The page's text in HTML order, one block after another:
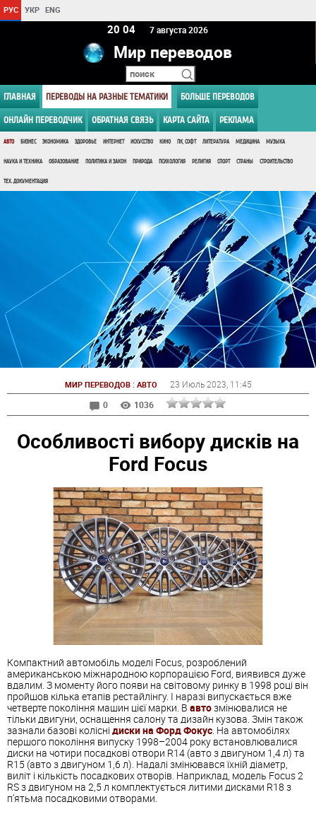
РУС УКР ENG
20:04 7 августа 2026
Мир переводов
ГЛАВНАЯ ПЕРЕВОДЫ НА РАЗНЫЕ ТЕМАТИКИ БОЛЬШЕ ПЕРЕВОДОВ
ОНЛАЙН ПЕРЕВОДЧИК ОБРАТНАЯ СВЯЗЬ КАРТА САЙТА РЕКЛАМА
АВТО БИЗНЕС ЭКОНОМИКА ЗДОРОВЬЕ ИНТЕРНЕТ ИСКУССТВО КИНО ПК, СОФТ ЛИТЕРАТУРА МЕДИЦИНА МУЗЫКА
НАУКА И ТЕХНИКА ОБРАЗОВАНИЕ ПОЛИТИКА И ЗАКОН ПРИРОДА ПСИХОЛОГИЯ РЕЛИГИЯ СПОРТ СТРАНЫ СТРОИТЕЛЬСТВО
ТЕХ. ДОКУМЕНТАЦИЯ
МИР ПЕРЕВОДОВ: АВТО 23 Июль 2023 , 11:45
0
1036
Особливості вибору дисків на
Ford Focus
Компактний автомобіль моделі Focus, розроблений
американською міжнародною корпорацією Ford, виявився дуже
вдалим. З моменту його появи на світовому ринку в 1998 році він
пройшов кілька етапів рестайлінгу. І наразі випускається вже
четверте покоління машин цієї марки. В автозмінювалися не
тільки двигуни, оснащення салону та дизайн кузова. Змін також
зазнали базові колісні диски на Форд Фокус. На автомобілях
першого покоління випуску 1998–2004 року встановлювалися
диски на чотири посадкові отвори R14 (авто з двигуном 1,4 л) та
R15 (авто з двигуном 1,6 л). Надалі змінювався їхній діаметр,
виліт і кількість посадкових отворів. Наприклад, модель Focus 2
RS з двигуном на 2,5 л комплектується литими дисками R18 з
п’ятьма посадковими отворами.